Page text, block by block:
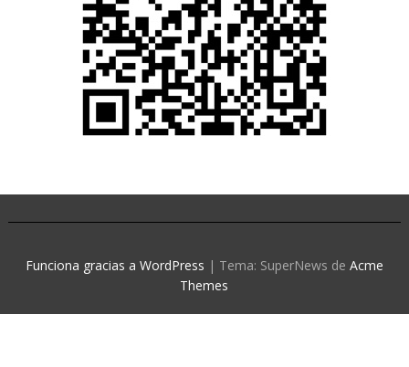
Funciona gracias a WordPress | Tema: SuperNews de Acme
Themes